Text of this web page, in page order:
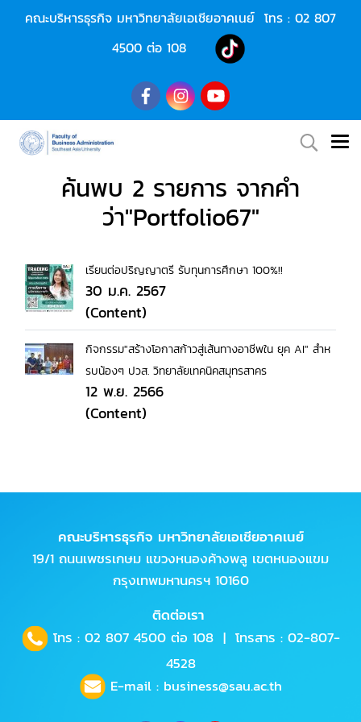
คณะบริหารธุรกิจ มหาวิทยาลัยเอเชียอาคเนย์ โทร : 02 807
4500ต่อ 108
ค้นพบ 2 รายการ จากคำ
ว่า"Portfolio67"
เรียนต่อปริญญาตรี รับทุนการศึกษา 100%!!
30 ม.ค. 2567
(Content)
กิจกรรม"สร้างโอกาสก้าวสู่เส้นทางอาชีพใน ยุค AI" สำห
รบน้องๆ ปวส. วิทยาลัยเทคนิคสมุทรสาคร
12 พ.ย. 2566
(Content)
คณะบริหารธุรกิจ มหาวิทยาลัยเอเชียอาคเนย์
19/1 ถนนเพชรเกษม แขวงหนองค้างพลู เขตหนองแขม
กรุงเทพมหานครฯ 10160
ติดต่อเรา
โทร : 02 807 4500ต่อ 108 | โทรสาร : 02-807-
4528
E-mail : business@sau.ac.th